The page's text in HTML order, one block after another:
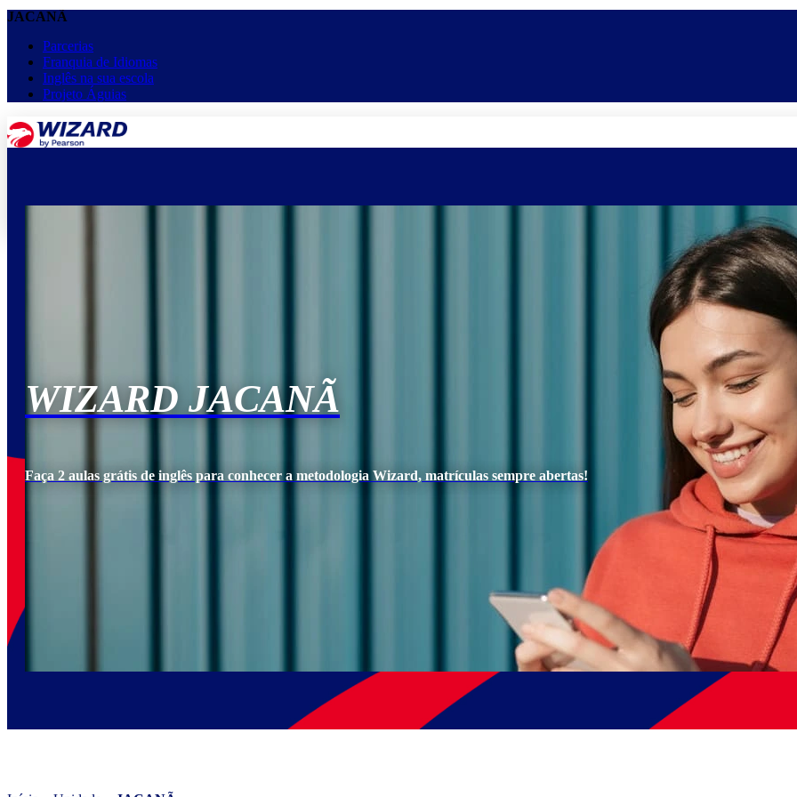
JACANÃ
Parcerias
Franquia de Idiomas
Inglês na sua escola
Projeto Águias
Equipe
WIZARD JACANÃ
Faça 2 aulas grátis de inglês para conhecer a metodologia Wizard, matrículas sempre abertas!